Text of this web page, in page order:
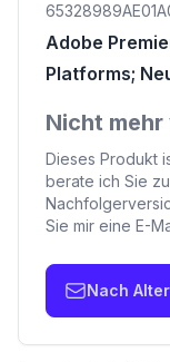
Adobe
Platforms;
Nicht
Dieses Produkt
berate ich Sie
Sie mir eine E-
Nach